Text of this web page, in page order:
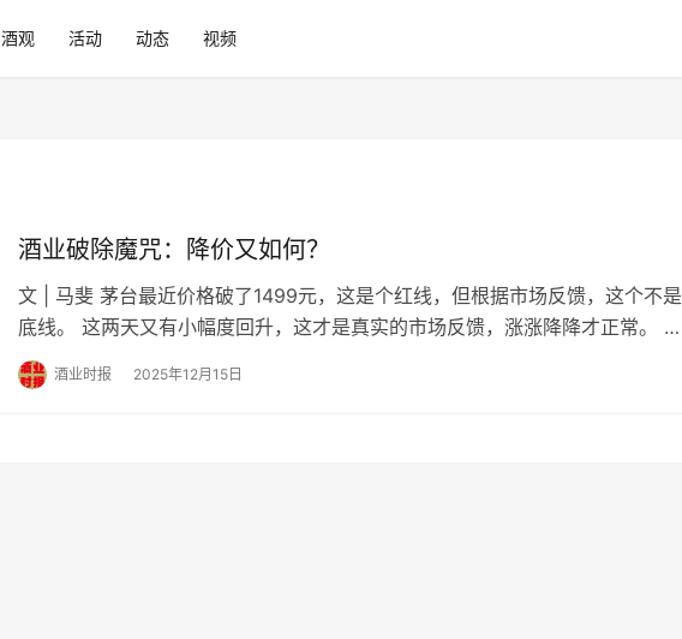
酒观 活动 动态 视频
酒业破除魔咒：降价又如何？
文 | 马斐 茅台最近价格破了1499元，这是个红线，但根据市场反馈，这个不是
底线。 这两天又有小幅度回升，这才是真实的市场反馈，涨涨降降才正常。 在
中国酒业的历史长卷中，茅台曾是一支永不褪色的金笔，勾勒出令人瞠目的增
长曲线。然而，当经济周期的寒流袭来，这支“液体黄金”的价格开始松动，消
酒业时报 2025年12月15日